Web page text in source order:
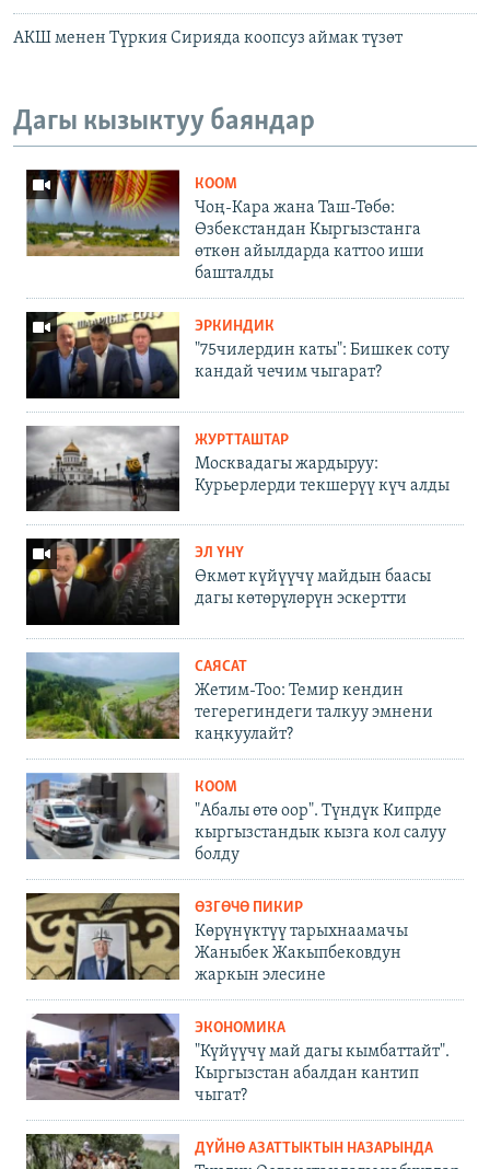
АКШ менен Түркия Сирияда коопсуз аймак түзөт
Дагы кызыктуу баяндар
КООМ
Чоң-Кара жана Таш-Төбө:
Өзбекстандан Кыргызстанга
өткөн айылдарда каттоо иши
башталды
ЭРКИНДИК
"75чилердин каты": Бишкек соту
кандай чечим чыгарат?
ЖУРТТАШТАР
Москвадагы жардыруу:
Курьерлерди текшерүү күч алды
ЭЛ ҮНҮ
Өкмөт күйүүчү майдын баасы
дагы көтөрүлөрүн эскертти
САЯСАТ
Жетим-Тоо: Темир кендин
тегерегиндеги талкуу эмнени
каңкуулайт?
КООМ
"Абалы өтө оор". Түндүк Кипрде
кыргызстандык кызга кол салуу
болду
ӨЗГӨЧӨ ПИКИР
Көрүнүктүү тарыхнаамачы
Жаныбек Жакыпбековдун
жаркын элесине
ЭКОНОМИКА
"Күйүүчү май дагы кымбаттайт".
Кыргызстан абалдан кантип
чыгат?
ДҮЙНӨ АЗАТТЫКТЫН НАЗАРЫНДА